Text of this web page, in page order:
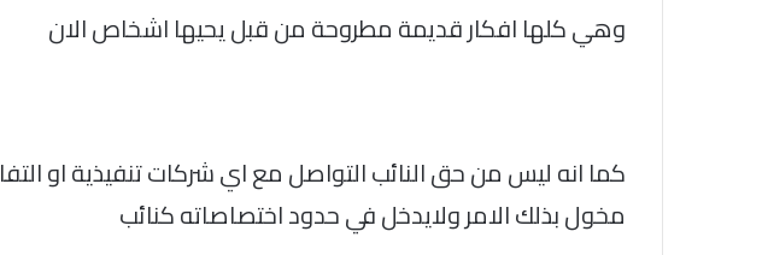
وهي كلها افكار قديمة مطروحة من قبل يحيها اشخاص الان
كما انه ليس من حق النائب التواصل مع اي شركات تنفيذية او
مخول بذلك الامر ولايدخل في حدود اختصاصاته كنائب